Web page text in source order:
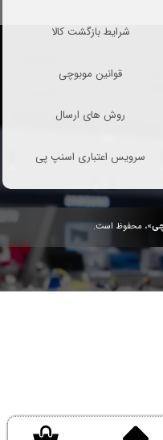
»، محفوظ است.
شرایط بازگشت کالا
قوانین موبوچی
روش های ارسال
سرویس اعتباری اسنپ پی